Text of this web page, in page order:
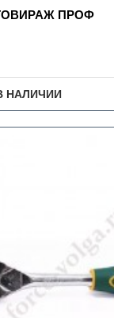
ПРОФ
НАЛИЧИИ